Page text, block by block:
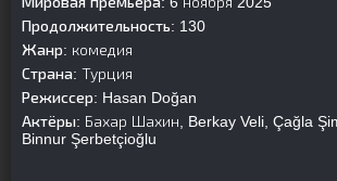
Продолжительность: 130
Жанр: комедия
Страна: Турция
Режиссер: Hasan Doğan
Актёры: Бахар Шахин, Berkay Veli, Çağla
Binnur Şerbetçioğlu